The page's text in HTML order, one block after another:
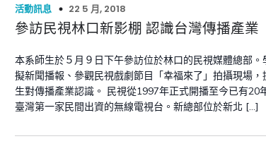
活動訊息 22 5 月, 2018
參訪民視林口新影棚 認識台灣傳播產業
本系師生於５月９日下午參訪位於林口的民視媒體總部。
擬新聞播報、參觀民視戲劇節目「幸福來了」拍攝現場，
生對傳播產業認識。 民視從1997年正式開播至今已有20
臺灣第一家民間出資的無線電視台。新總部位於新北 […]